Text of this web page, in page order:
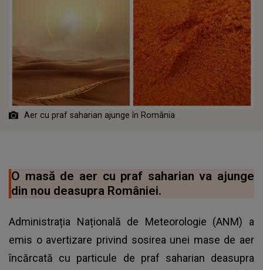
Aer cu praf saharian ajunge în România
O masă de aer cu praf saharian va ajunge
din nou deasupra României.
Administrația Națională de Meteorologie (ANM) a
emis o avertizare privind sosirea unei mase de aer
încărcată cu particule de praf saharian deasupra